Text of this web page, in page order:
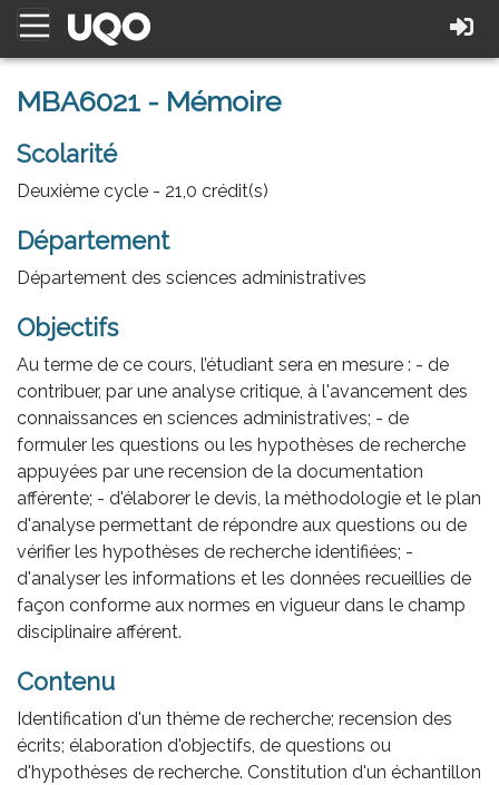
MBA6021 - Mémoire
Scolarité
Deuxième cycle - 21,0 crédit(s)
Département
Département des sciences administratives
Objectifs
Au terme de ce cours, l’étudiant sera en mesure : - de
contribuer, par une analyse critique, à l'avancement des
connaissances en sciences administratives; - de
formuler les questions ou les hypothèses de recherche
appuyées par une recension de la documentation
afférente; - d'élaborer le devis, la méthodologie et le plan
d'analyse permettant de répondre aux questions ou de
vérifier les hypothèses de recherche identifiées; -
d'analyser les informations et les données recueillies de
façon conforme aux normes en vigueur dans le champ
disciplinaire afférent.
Contenu
Identification d'un thème de recherche; recension des
écrits; élaboration d'objectifs, de questions ou
d'hypothèses de recherche. Constitution d'un échantillon